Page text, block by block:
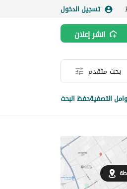
تسجيل الدخول
انشر إعلان
بحث متقدم
التصفيةحفظ البحث